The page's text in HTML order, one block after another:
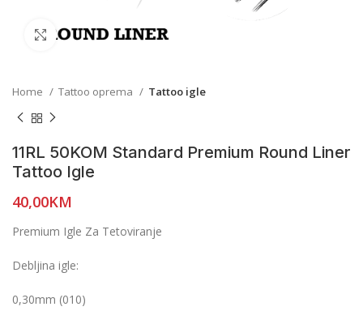
Click to enlarge
Home Tattoo oprema Tattoo igle
11RL 50KOM Standard Premium Round Liner
Tattoo Igle
40,00KM
Premium Igle Za Tetoviranje
Debljina igle:
0,30mm (010)